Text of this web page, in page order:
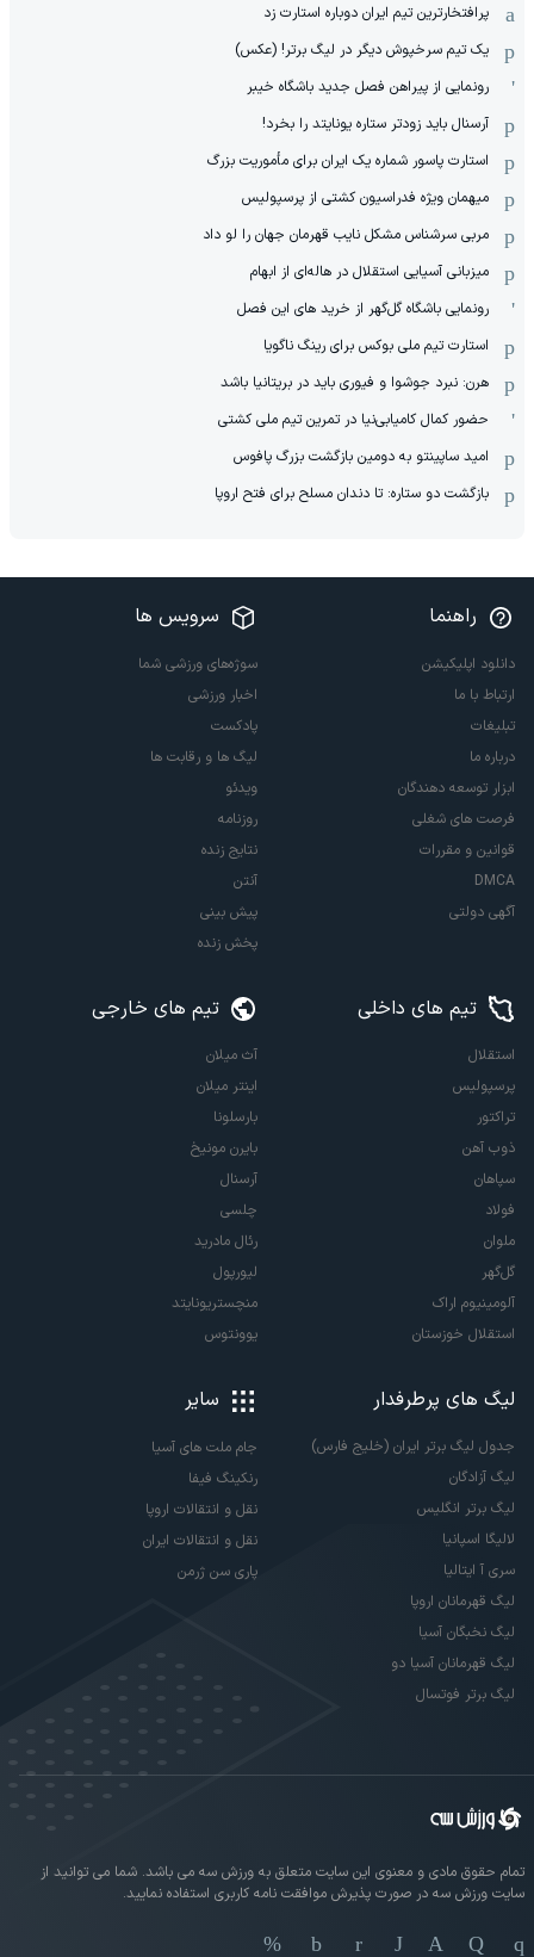
پرافتخارترین تیم ایران دوباره استارت زد
یک تیم سرخپوش دیگر در لیگ برتر! (عکس)
رونمایی از پیراهن فصل جدید باشگاه خیبر
آرسنال باید زودتر ستاره یونایتد را بخرد!
استارت پاسور شماره یک ایران برای مأموریت بزرگ
میهمان ویژه فدراسیون کشتی از پرسپولیس
مربی سرشناس مشکل نایب قهرمان جهان را لو داد
میزبانی آسیایی استقلال در هاله‌ای از ابهام
رونمایی باشگاه گل‌گهر از خرید های این فصل
استارت تیم ملی بوکس برای رینگ ناگویا
هرن: نبرد جوشوا و فیوری باید در بریتانیا باشد
حضور کمال کامیابی‌نیا در تمرین تیم ملی کشتی
امید ساپینتو به دومین بازگشت بزرگ پافوس
بازگشت دو ستاره: تا دندان مسلح برای فتح اروپا
راهنما
دانلود اپلیکیشن
ارتباط با ما
تبلیغات
درباره ما
ابزار توسعه دهندگان
فرصت های شغلی
قوانین و مقررات
DMCA
آگهی دولتی
سرویس ها
سوژه‌های ورزشی شما
اخبار ورزشی
پادکست
لیگ ها و رقابت ها
ویدئو
روزنامه
نتایج زنده
آنتن
پیش بینی
پخش زنده
تیم های داخلی
استقلال
پرسپولیس
تراکتور
ذوب آهن
سپاهان
فولاد
ملوان
گل‌گهر
آلومینیوم اراک
استقلال خوزستان
تیم های خارجی
آث میلان
اینتر میلان
بارسلونا
بایرن مونیخ
آرسنال
چلسی
رئال مادرید
لیورپول
منچستریونایتد
یوونتوس
لیگ های پرطرفدار
جدول لیگ برتر ایران (خلیج فارس)
لیگ آزادگان
لیگ برتر انگلیس
لالیگا اسپانیا
سری آ ایتالیا
لیگ قهرمانان اروپا
لیگ نخبگان آسیا
لیگ قهرمانان آسیا دو
لیگ برتر فوتسال
سایر
جام ملت های آسیا
رنکینگ فیفا
نقل و انتقالات اروپا
نقل و انتقالات ایران
پاری سن ژرمن
تمام حقوق مادی و معنوی این سایت متعلق به ورزش سه می باشد. شما می توانید از
سایت ورزش سه در صورت پذیرش موافقت نامه کاربری استفاده نمایید.